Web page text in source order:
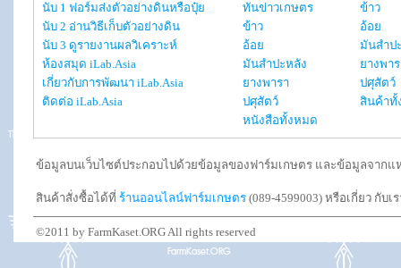
นับ 1 ฟอร์มส่งตัวอย่างดินหรือปุ๋ย
นับ 2 อ่านวิธีเก็บตัวอย่างดิน
นับ 3 ดูรายงานผลวิเคราะห์
ห้องสมุด iLab.Asia
เกี่ยวกับการพัฒนา iLab.Asia
ติดต่อ iLab.Asia
ทันข่าวเกษตร
ข้าว
อ้อย
มันสำปะหลัง
ยางพารา
ปศุสัตว์
หนังสือทั้งหมด
ข้าว
อ้อย
มันสำป
ยางพา
ปศุสัตว์
สินค้าทั้
ข้อมูลบนเว็บไซต์ประกอบไปด้วยข้อมูลของฟาร์มเกษตร และข้อมูลจาก
สินค้าสั่งซื้อได้ที่ ร้านออนไลน์ฟาร์มเกษตร (089-4599003) หรือเกี่ยว กับเ
©2011 by FarmKaset.ORG All rights reserved